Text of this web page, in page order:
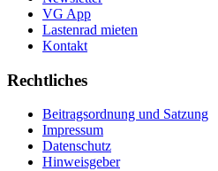
VG App
Lastenrad mieten
Kontakt
Rechtliches
Beitragsordnung und Satzung
Impressum
Datenschutz
Hinweisgeber